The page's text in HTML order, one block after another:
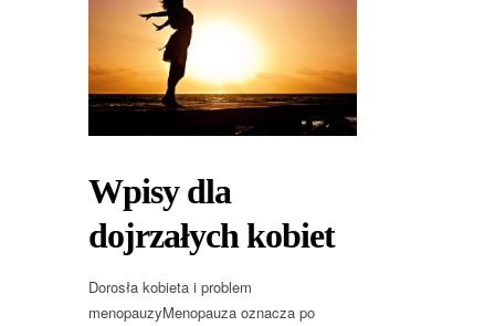
Wpisy dla
dojrzałych kobiet
Dorosła kobieta i problem
menopauzyMenopauza oznacza po